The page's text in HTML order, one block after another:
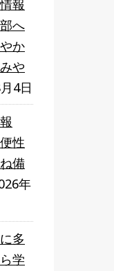
報
へ
か
や
4日
性
備
年
多
学